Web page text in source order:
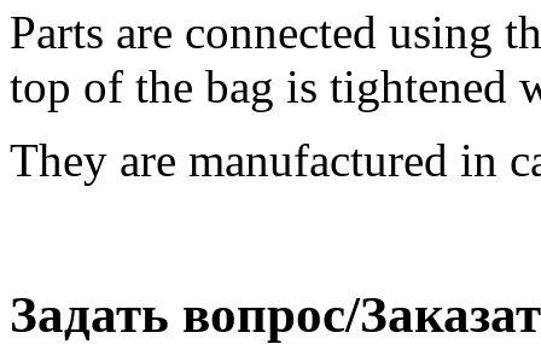
Parts are connected using
top of the bag is tightened
They are manufactured in
Задать вопрос/